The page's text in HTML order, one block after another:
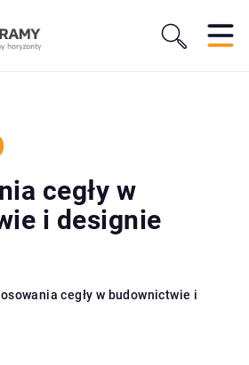
cegły w
i designie
cegły w budownictwie i